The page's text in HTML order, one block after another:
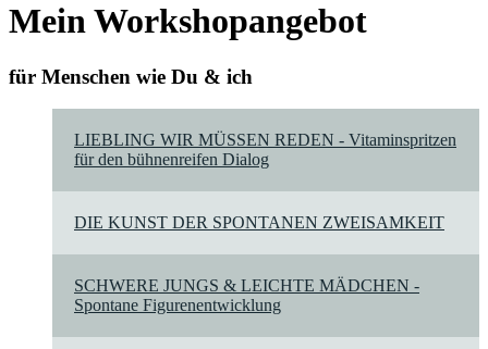
Mein Workshopangebot
für Menschen wie Du & ich
LIEBLING WIR MÜSSEN REDEN - Vitaminspritzen
für den bühnenreifen Dialog
DIE KUNST DER SPONTANEN ZWEISAMKEIT
SCHWERE JUNGS & LEICHTE MÄDCHEN -
Spontane Figurenentwicklung